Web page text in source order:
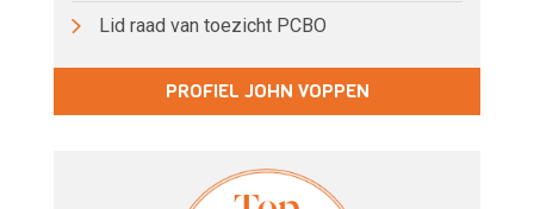
Lid raad van toezicht PCBO
PROFIEL JOHN VOPPEN